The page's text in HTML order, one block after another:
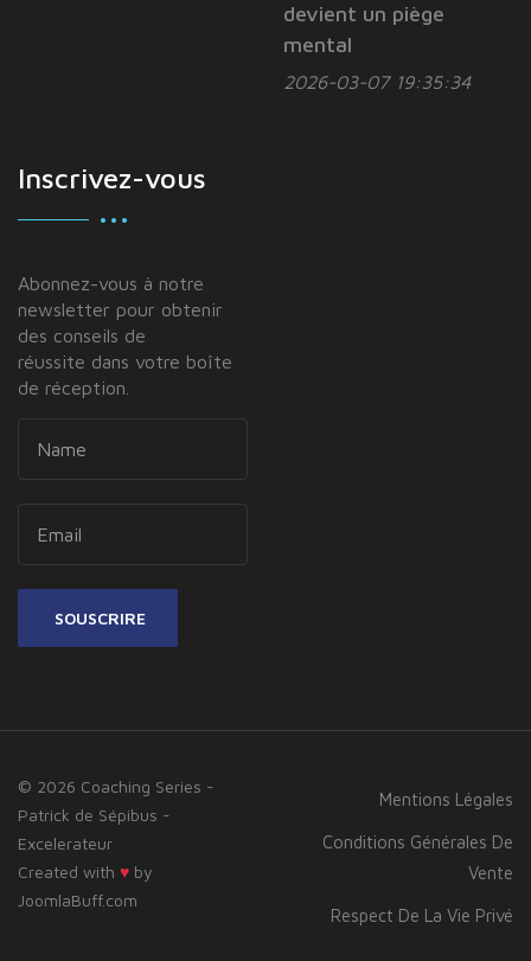
devient un piège
mental
2026-03-07 19:35:34
Inscrivez-vous
Abonnez-vous à notre
newsletter pour obtenir
des conseils de
réussite dans votre boîte
de réception.
SOUSCRIRE
© 2026 Coaching Series -
Patrick de Sépibus -
Excelerateur
Created with ♥ by
JoomlaBuff.com
Mentions Légales
Conditions Générales De
Vente
Respect De La Vie Privé